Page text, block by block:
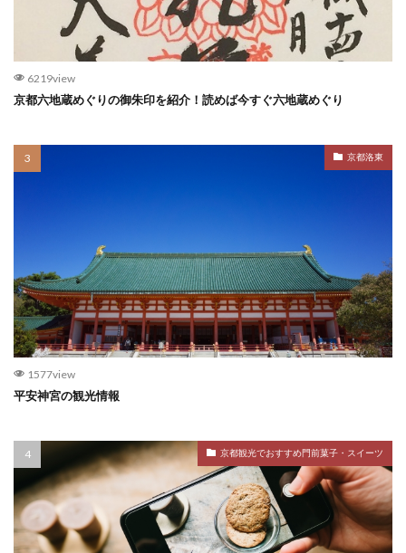
6219view
京都六地蔵めぐりの御朱印を紹介！読めば今すぐ六地蔵めぐり
京都洛東
1577view
平安神宮の観光情報
京都観光でおすすめ門前菓子・スイーツ